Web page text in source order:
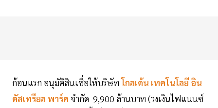
ก้อนแรก อนุมัติสินเชื่อให้บริษัทโกลเด้น เทคโนโลยี อิน
ดัสเทรียล พาร์ค จำกัด 9,900 ล้านบาท (วงเงินไฟแนนซ์